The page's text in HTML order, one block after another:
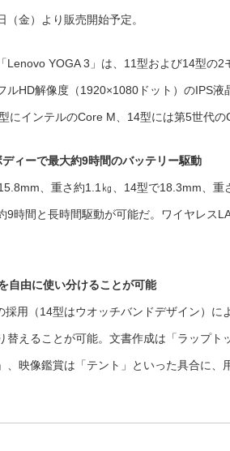
（金）より販売開始予定。
Lenovo YOGA 3」は、11型および14型の
ルHD解像度（1920×1080ドット）のIPS
にインテルのCore M、14型には第5世代の
ィーで最大約9時間のバッテリー駆動
、重さ約1.1㎏、14型で18.3mm、
9時間と長時間駆動が可能だ。ワイヤレス
自由に使い分けることが可能
採用（14型はウオッチバンドデザイン）
替えることが可能。文書作成は「ラップ
、映像鑑賞は「テント」といった具合に